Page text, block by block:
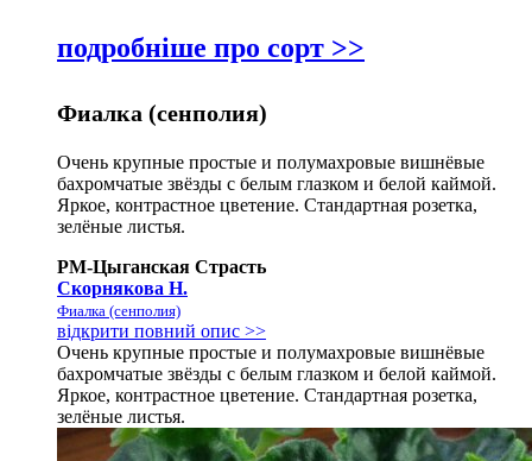
подробніше про сорт >>
Фиалка (сенполия)
Очень крупные простые и полумахровые вишнёвые
бахромчатые звёзды с белым глазком и белой каймой.
Яркое, контрастное цветение. Стандартная розетка,
зелёные листья.
РМ-Цыганская Страсть
Скорнякова Н.
Фиалка (сенполия)
відкрити повний опис >>
Очень крупные простые и полумахровые вишнёвые
бахромчатые звёзды с белым глазком и белой каймой.
Яркое, контрастное цветение. Стандартная розетка,
зелёные листья.